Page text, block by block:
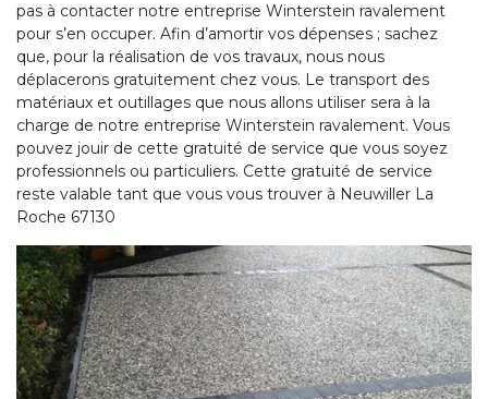
pas à contacter notre entreprise Winterstein ravalement
pour s’en occuper. Afin d’amortir vos dépenses ; sachez
que, pour la réalisation de vos travaux, nous nous
déplacerons gratuitement chez vous. Le transport des
matériaux et outillages que nous allons utiliser sera à la
charge de notre entreprise Winterstein ravalement. Vous
pouvez jouir de cette gratuité de service que vous soyez
professionnels ou particuliers. Cette gratuité de service
reste valable tant que vous vous trouver à Neuwiller La
Roche 67130